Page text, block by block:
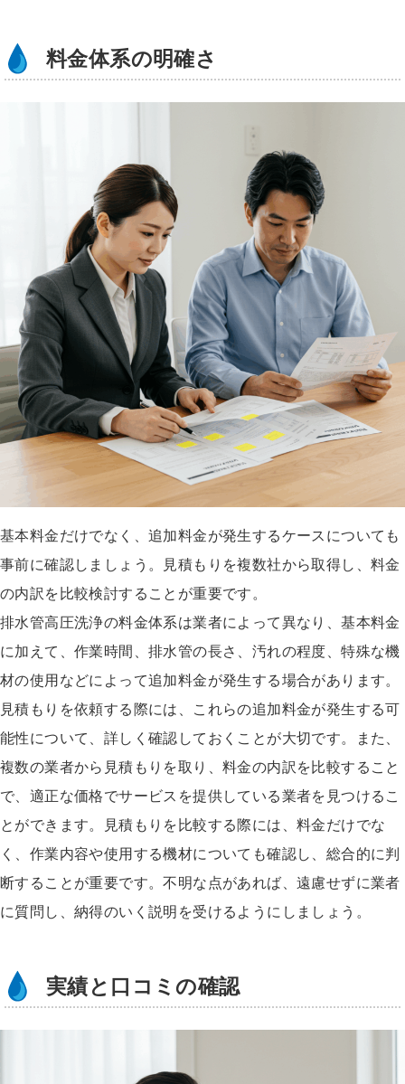
料金体系の明確さ
基本料金だけでなく、追加料金が発生するケースについても
事前に確認しましょう。見積もりを複数社から取得し、料金
の内訳を比較検討することが重要です。
排水管高圧洗浄の料金体系は業者によって異なり、基本料金
に加えて、作業時間、排水管の長さ、汚れの程度、特殊な機
材の使用などによって追加料金が発生する場合があります。
見積もりを依頼する際には、これらの追加料金が発生する可
能性について、詳しく確認しておくことが大切です。また、
複数の業者から見積もりを取り、料金の内訳を比較すること
で、適正な価格でサービスを提供している業者を見つけるこ
とができます。見積もりを比較する際には、料金だけでな
く、作業内容や使用する機材についても確認し、総合的に判
断することが重要です。不明な点があれば、遠慮せずに業者
に質問し、納得のいく説明を受けるようにしましょう。
実績と口コミの確認